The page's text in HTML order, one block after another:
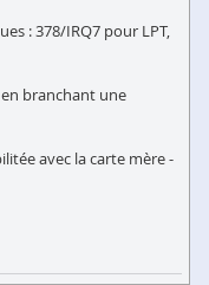
: 378/IRQ7 pour LPT,
branchant une
avec la carte mère -